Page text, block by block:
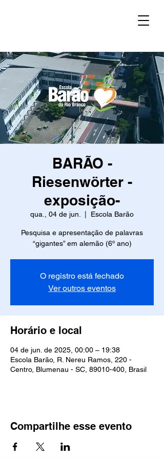
BARÃO -
Riesenwörter -
exposição-
qua., 04 de jun. Escola Barão
Pesquisa e apresentação de palavras
“gigantes” em alemão (6º ano)
O registro está fechado
Ver outros eventos
Horário e local
04 de jun. de 2025, 00:00 – 19:38
Escola Barão, R. Nereu Ramos, 220 -
Centro, Blumenau - SC, 89010-400, Brasil
Compartilhe esse evento